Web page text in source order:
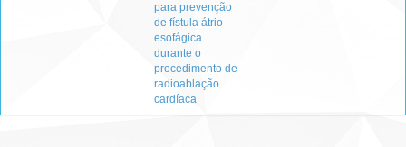
para prevenção
de fístula átrio-
esofágica
durante o
procedimento de
radioablação
cardíaca